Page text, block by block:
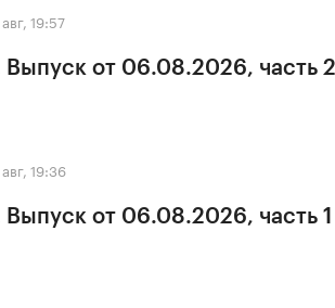
19:57
от 06.08.2026, часть 2
19:36
от 06.08.2026, часть 1